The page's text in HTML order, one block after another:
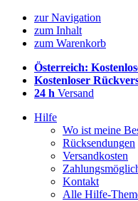
zur Navigation
zum Inhalt
zum Warenkorb
Österreich:
Kostenloser
24 h Versand
Hilfe
Wo ist meine
Rücksendungen
Versandkosten
Kontakt
Alle Hilfe-